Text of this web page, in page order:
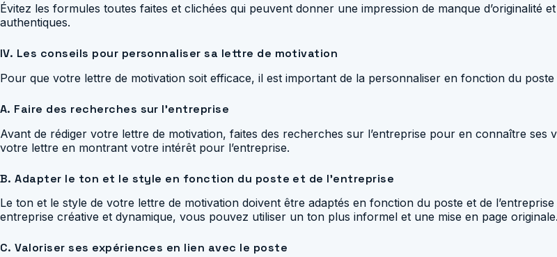
Évitez les formules toutes faites et clichées qui peuvent donner une impression de manque d’originalité
authentiques.
IV. Les conseils pour personnaliser sa lettre de motivation
Pour que votre lettre de motivation soit efficace, il est important de la personnaliser en fonction du poste
A. Faire des recherches sur l’entreprise
Avant de rédiger votre lettre de motivation, faites des recherches sur l’entreprise pour en connaître
votre lettre en montrant votre intérêt pour l’entreprise.
B. Adapter le ton et le style en fonction du poste et de l’entreprise
Le ton et le style de votre lettre de motivation doivent être adaptés en fonction du poste et de
entreprise créative et dynamique, vous pouvez utiliser un ton plus informel et une mise en page originale.
C. Valoriser ses expériences en lien avec le poste